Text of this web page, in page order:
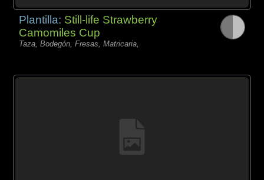
Plantilla: Still-life Strawberry
Camomiles Cup
Taza, Bodegón, Fresas, Matricaria,